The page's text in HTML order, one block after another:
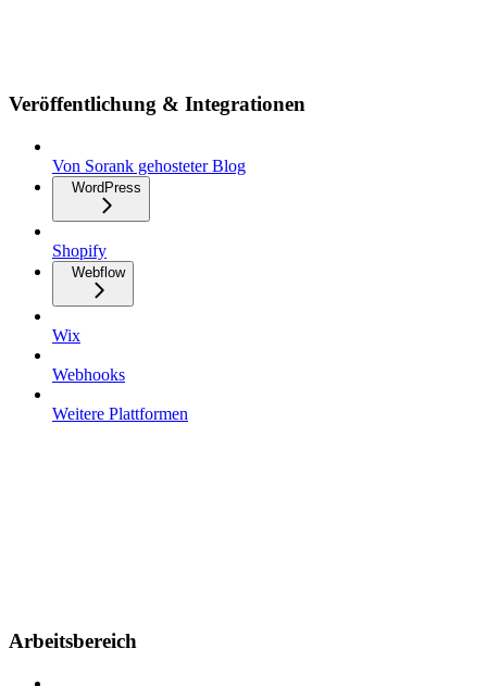
Veröffentlichung & Integrationen
Von Sorank gehosteter Blog
WordPress
Shopify
Webflow
Wix
Webhooks
Weitere Plattformen
Arbeitsbereich